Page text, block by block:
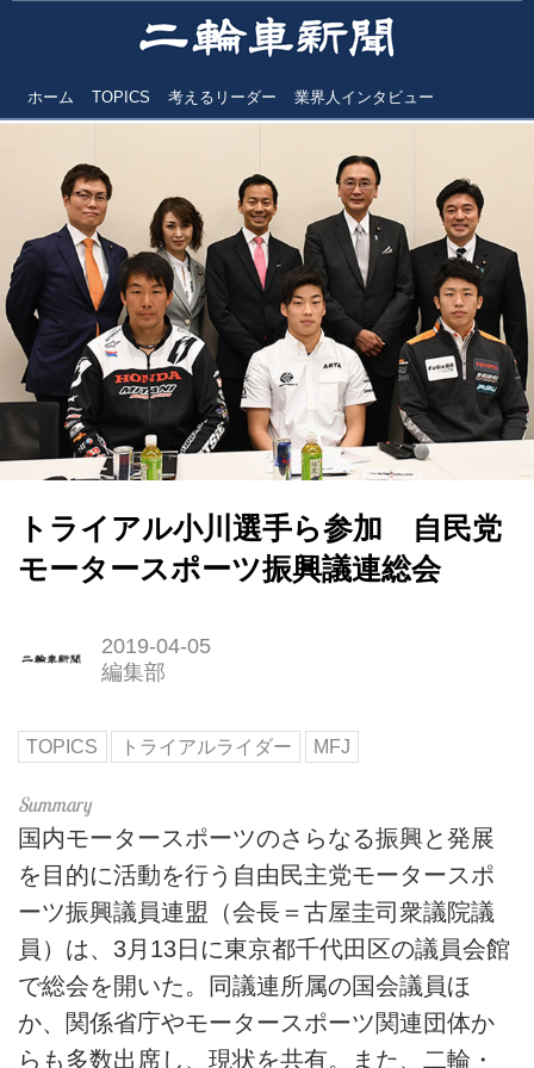
ホーム TOPICS 考えるリーダー 業界人インタビュー
トライアル小川選手ら参加 自民党
モータースポーツ振興議連総会
2019-04-05
編集部
TOPICS トライアルライダー MFJ
国内モータースポーツのさらなる振興と発展
を目的に活動を行う自由民主党モータースポ
ーツ振興議員連盟（会長＝古屋圭司衆議院議
員）は、3月13日に東京都千代田区の議員会館
で総会を開いた。同議連所属の国会議員ほ
か、関係省庁やモータースポーツ関連団体か
らも多数出席し、現状を共有。また、二輪・